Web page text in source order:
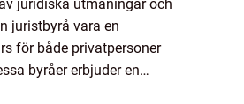
juridiska utmaningar och
juristbyrå vara en
för både privatpersoner
byråer erbjuder en